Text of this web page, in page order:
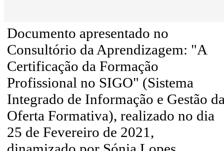
Documento apresentado no
Consultório da Aprendizagem: "A
Certificação da Formação
Profissional no SIGO" (Sistema
Integrado de Informação e Gestão
Oferta Formativa), realizado no dia
25 de Fevereiro de 2021,